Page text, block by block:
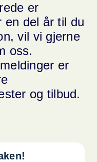
er
en del år til du
vil vi gjerne
oss.
er
og tilbud.